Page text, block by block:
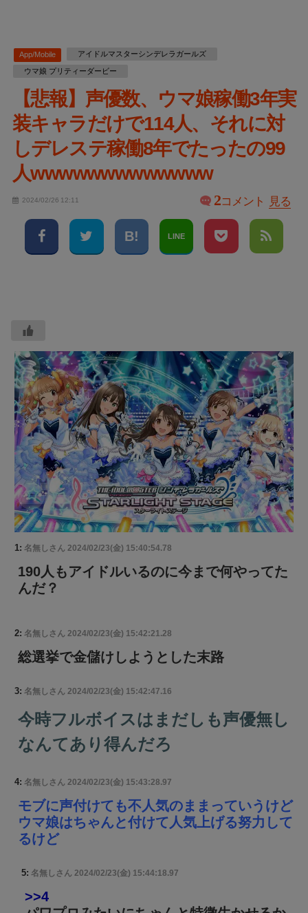
App/Mobile アイドルマスターシンデレラガールズ
ウマ娘 プリティーダービー
【悲報】声優数、ウマ娘稼働3年実
装キャラだけで114人、それに対
しデレステ稼働8年でたったの99
人wwwwwwwwwwwww
2024/02/26 12:11 2コメント 見る
LINE
1: 名無しさん 2024/02/23(金) 15:40:54.78
190人もアイドルいるのに今まで何やってた
んだ？
2: 名無しさん 2024/02/23(金) 15:42:21.28
総選挙で金儲けしようとした末路
3: 名無しさん 2024/02/23(金) 15:42:47.16
今時フルボイスはまだしも声優無し
なんてあり得んだろ
4: 名無しさん 2024/02/23(金) 15:43:28.97
モブに声付けても不人気のままっていうけど
ウマ娘はちゃんと付けて人気上げる努力して
るけど
5: 名無しさん 2024/02/23(金) 15:44:18.97
>>4